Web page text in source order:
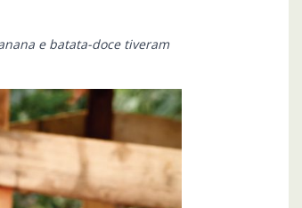
e batata-doce tiveram